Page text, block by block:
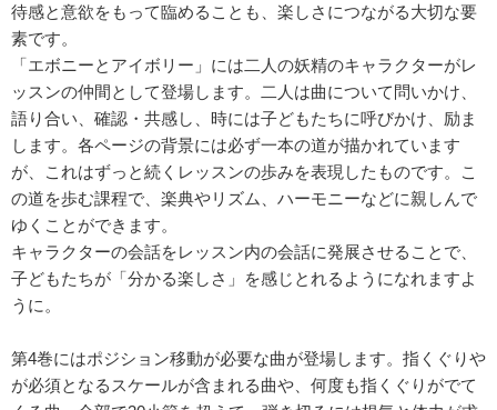
待感と意欲をもって臨めることも、楽しさにつながる大切な要
素です。
「エボニーとアイボリー」には二人の妖精のキャラクターがレ
ッスンの仲間として登場します。二人は曲について問いかけ、
語り合い、確認・共感し、時には子どもたちに呼びかけ、励ま
します。各ページの背景には必ず一本の道が描かれています
が、これはずっと続くレッスンの歩みを表現したものです。こ
の道を歩む課程で、楽典やリズム、ハーモニーなどに親しんで
ゆくことができます。
キャラクターの会話をレッスン内の会話に発展させることで、
子どもたちが「分かる楽しさ」を感じとれるようになれますよ
うに。
第4巻にはポジション移動が必要な曲が登場します。指くぐりや
が必須となるスケールが含まれる曲や、何度も指くぐりがでて